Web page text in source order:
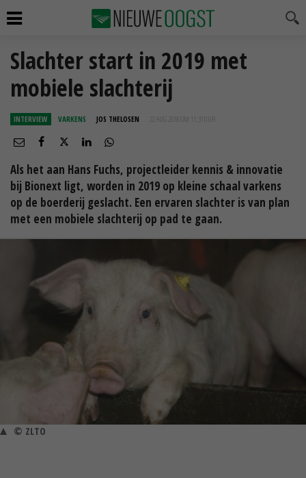
Slachter start in 2019 met
mobiele slachterij
INTERVIEW VARKENS JOS THELOSEN 22 AUG 2018 OM 11:31
Als het aan Hans Fuchs, projectleider kennis & innovatie
bij Bionext ligt, worden in 2019 op kleine schaal varkens
op de boerderij geslacht. Een ervaren slachter is van plan
met een mobiele slachterij op pad te gaan.
© ZLTO